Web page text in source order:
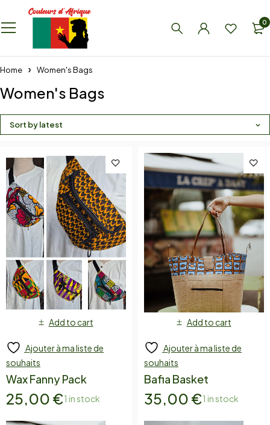
0
Home Women's Bags
Women's Bags
Sort by latest
Add to cart
Ajouter à ma liste de
souhaits
Wax Fanny Pack
25,00 €1 in stock
Add to cart
Ajouter à ma liste de
souhaits
Bafia Basket
35,00 €1 in stock